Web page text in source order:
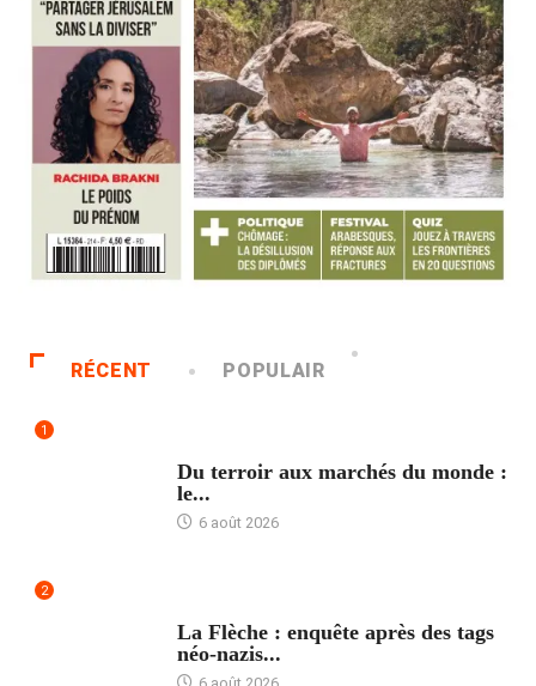
RÉCENT POPULAIR
1
Du terroir aux marchés du monde :
le...
6 août 2026
2
La Flèche : enquête après des tags
néo-nazis...